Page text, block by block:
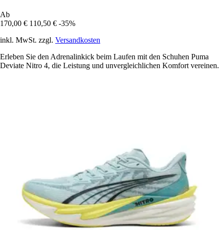
Ab
170,00 € 110,50 € -35%
inkl. MwSt. zzgl. Versandkosten
Erleben Sie den Adrenalinkick beim Laufen mit den Schuhen Puma
Deviate Nitro 4, die Leistung und unvergleichlichen Komfort vereinen.